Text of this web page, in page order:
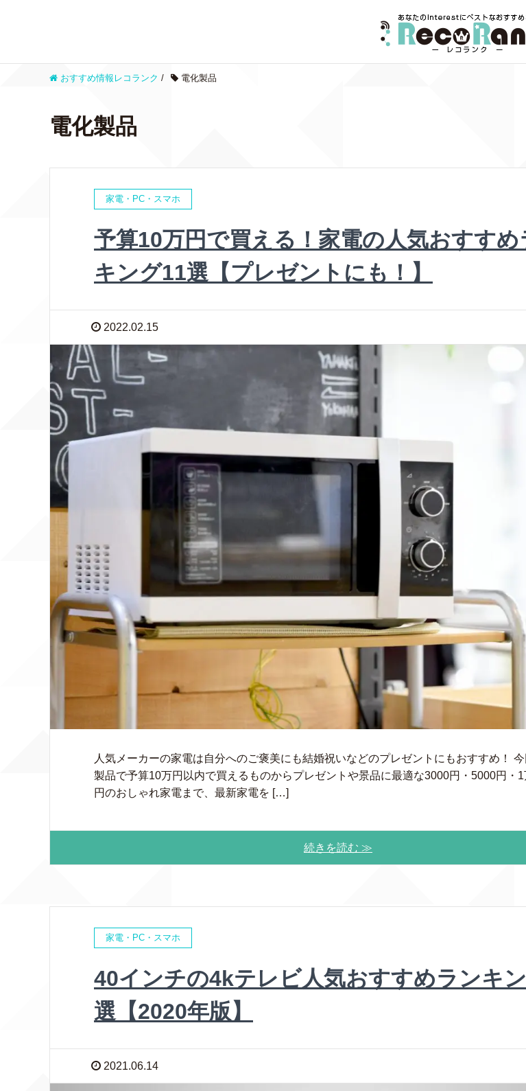
おすすめ情報レコランク / 電化製品
電化製品
家電・PC・スマホ
予算10万円で買える！家電の人気おすすめ
キング11選【プレゼントにも！】
2022.02.15
人気メーカーの家電は自分へのご褒美にも結婚祝いなどのプレゼントにもおすすめ！
製品で予算10万円以内で買えるものからプレゼントや景品に最適な3000円・5000円・
円のおしゃれ家電まで、最新家電を […]
続きを読む ≫
家電・PC・スマホ
40インチの4kテレビ人気おすすめランキ
選【2020年版】
2021.06.14